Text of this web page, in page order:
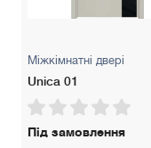
Міжкімнатні двері
Unica 01
Під замовлення